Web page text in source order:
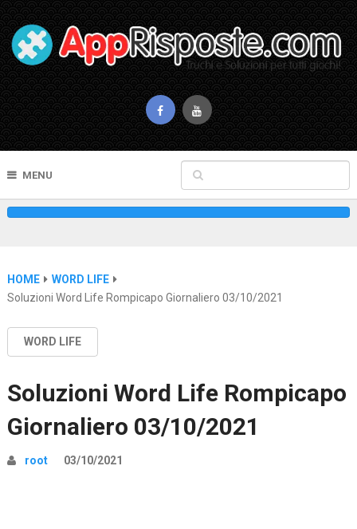
MENU
HOME
WORD LIFE
Soluzioni Word Life Rompicapo Giornaliero 03/10/2021
WORD LIFE
Soluzioni Word Life Rompicapo
Giornaliero 03/10/2021
root 03/10/2021